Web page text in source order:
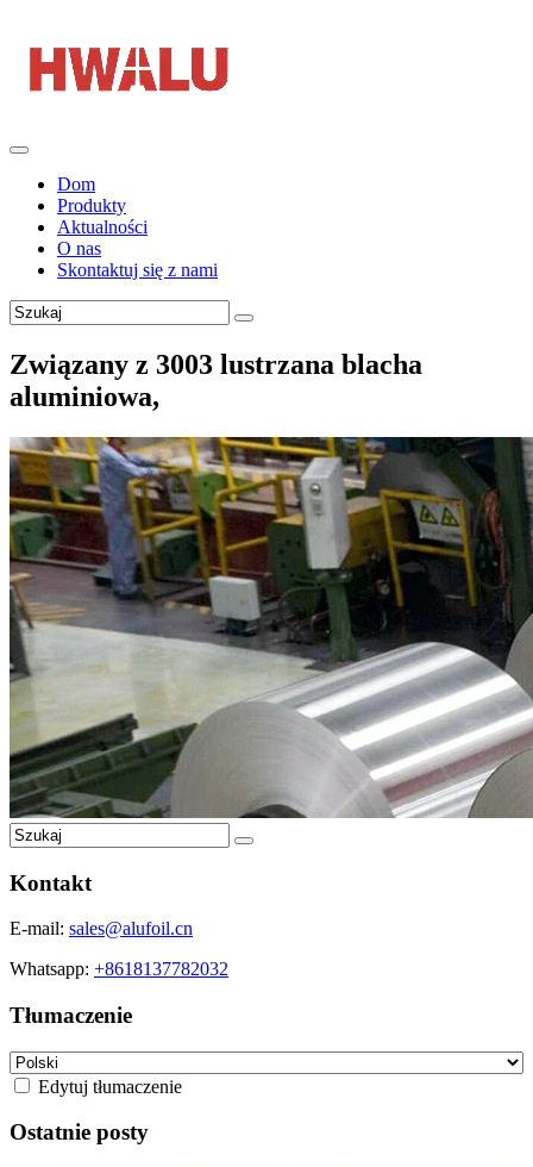
Dom
Produkty
Aktualności
O nas
Skontaktuj się z nami
Związany z 3003 lustrzana blacha
aluminiowa,
Kontakt
E-mail: sales@alufoil.cn
Whatsapp: +8618137782032
Tłumaczenie
Edytuj tłumaczenie
Ostatnie posty